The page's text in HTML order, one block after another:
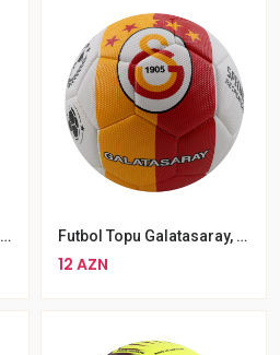
Nömrə 5 Futbol Topu Soccermax Star Futbol Topu Galatasaray, 5 Nömrə
12 AZN